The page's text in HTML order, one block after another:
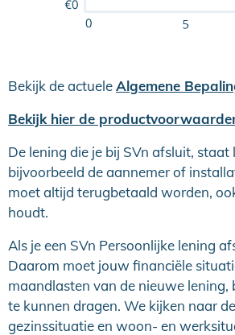
Bekijk de actueleAlgemene
Bekijk hier de
De lening die je bij SVn afsluit,
bijvoorbeeld de aannemer of
moet altijd terugbetaald worden,
houdt.
Als je een SVn Persoonlijke lening
Daarom moet jouw financiële
maandlasten van de nieuwe lening,
te kunnen dragen. We kijken naar
gezinssituatie en woon- en